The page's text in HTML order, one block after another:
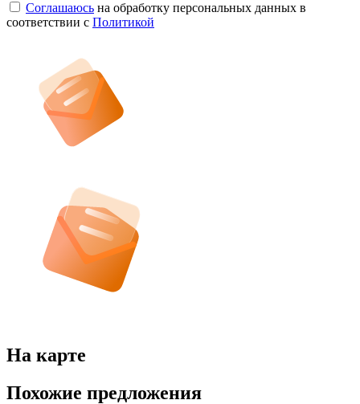
Соглашаюсь на обработку персональных данных в
соответствии с Политикой
На карте
Похожие предложения